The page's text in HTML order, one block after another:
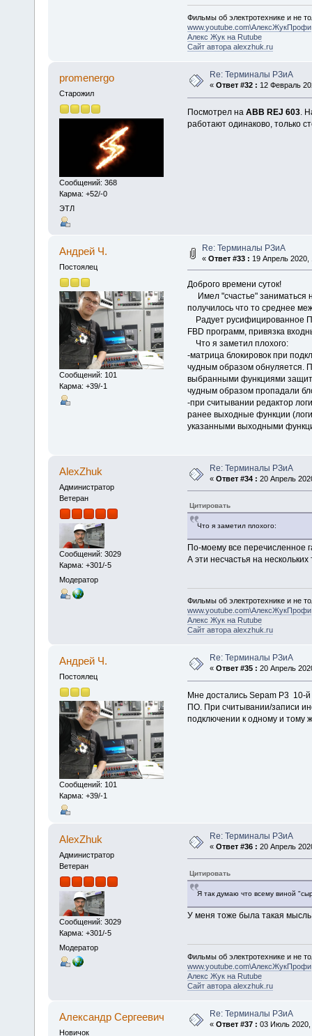
Фильмы об электротехнике и не
www.youtube.com\АлексЖукПрофи
Алекс Жук на Rutube
Сайт автора alexzhuk.ru
promenergo
Старожил
Сообщений: 368
Карма: +52/-0
ЭТЛ
Re: Терминалы РЗиА
« Ответ #32 : 12 Февраль
Посмотрел на ABB REJ 603.
работают одинаково, только
Андрей Ч.
Постоялец
Сообщений: 101
Карма: +39/-1
Re: Терминалы РЗиА
« Ответ #33 : 19 Апрель 2020,
Доброго времени суток!
Имел "счастье" заниматься
получилось что то среднее
Радует русифицированное
FBD программ, привязка
Что я заметил плохого:
-матрица блокировок при
чудным образом обнуляется.
выбранными функциями защит,
чудным образом пропадали
-при считывании редактор
ранее выходные функции
указанными выходными
AlexZhuk
Администратор
Ветеран
Сообщений: 3029
Карма: +301/-5
Модератор
Re: Терминалы РЗиА
« Ответ #34 : 20 Апрель
Цитировать
Что я заметил плохого:
По-моему все перечисленное
А эти несчастья на
Фильмы об электротехнике и не
www.youtube.com\АлексЖукПрофи
Алекс Жук на Rutube
Сайт автора alexzhuk.ru
Андрей Ч.
Постоялец
Сообщений: 101
Карма: +39/-1
Re: Терминалы РЗиА
« Ответ #35 : 20 Апрель
Мне достались Sepam P3 10-
ПО. При считывании/записи
подключении к одному и тому
AlexZhuk
Администратор
Ветеран
Сообщений: 3029
Карма: +301/-5
Модератор
Re: Терминалы РЗиА
« Ответ #36 : 20 Апрель
Цитировать
Я так думаю что всему виной
У меня тоже была такая
Фильмы об электротехнике и не
www.youtube.com\АлексЖукПрофи
Алекс Жук на Rutube
Сайт автора alexzhuk.ru
Александр Cергеевич
Новичок
Re: Терминалы РЗиА
« Ответ #37 : 03 Июль 2020,